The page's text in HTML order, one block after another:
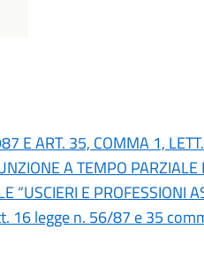
E ART. 35, COMMA 1,
A TEMPO
“USCIERI E PROFESSIONI
16 legge n. 56/87 e 35